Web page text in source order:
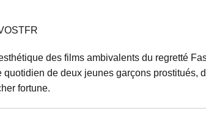
des films ambivalents du regretté
de deux jeunes garçons prostitués,
fortune.